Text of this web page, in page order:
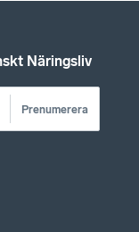
Näringsliv
Prenumerera